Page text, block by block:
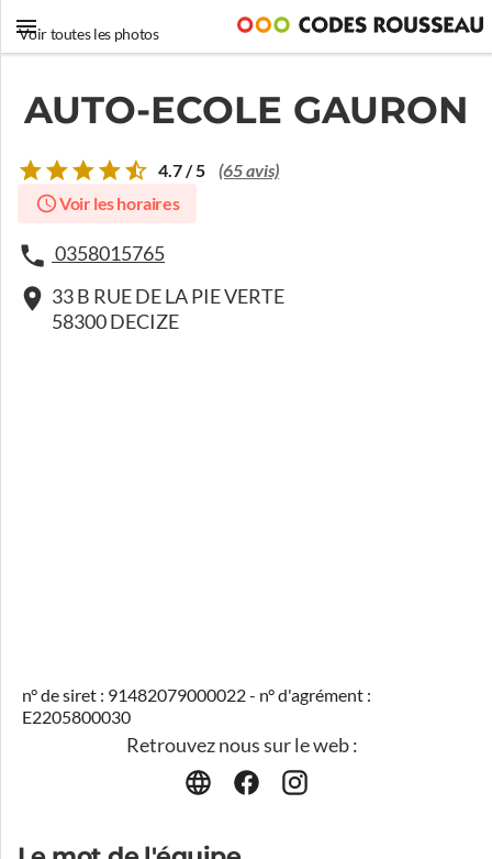
Voir toutes les photos
AUTO-ECOLE GAURON
4.7 / 5 (65 avis)
Voir les horaires
0358015765
33 B RUE DE LA PIE VERTE
58300 DECIZE
n° de siret : 91482079000022 - n° d'agrément :
E2205800030
Retrouvez nous sur le web :